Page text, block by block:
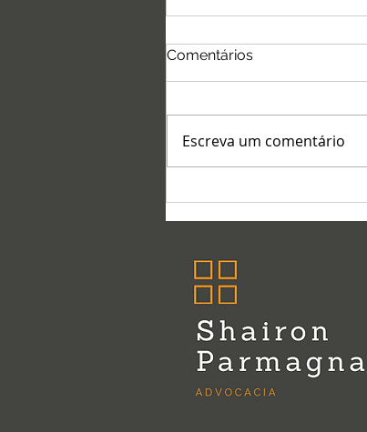
Comentários
Escreva um comentário